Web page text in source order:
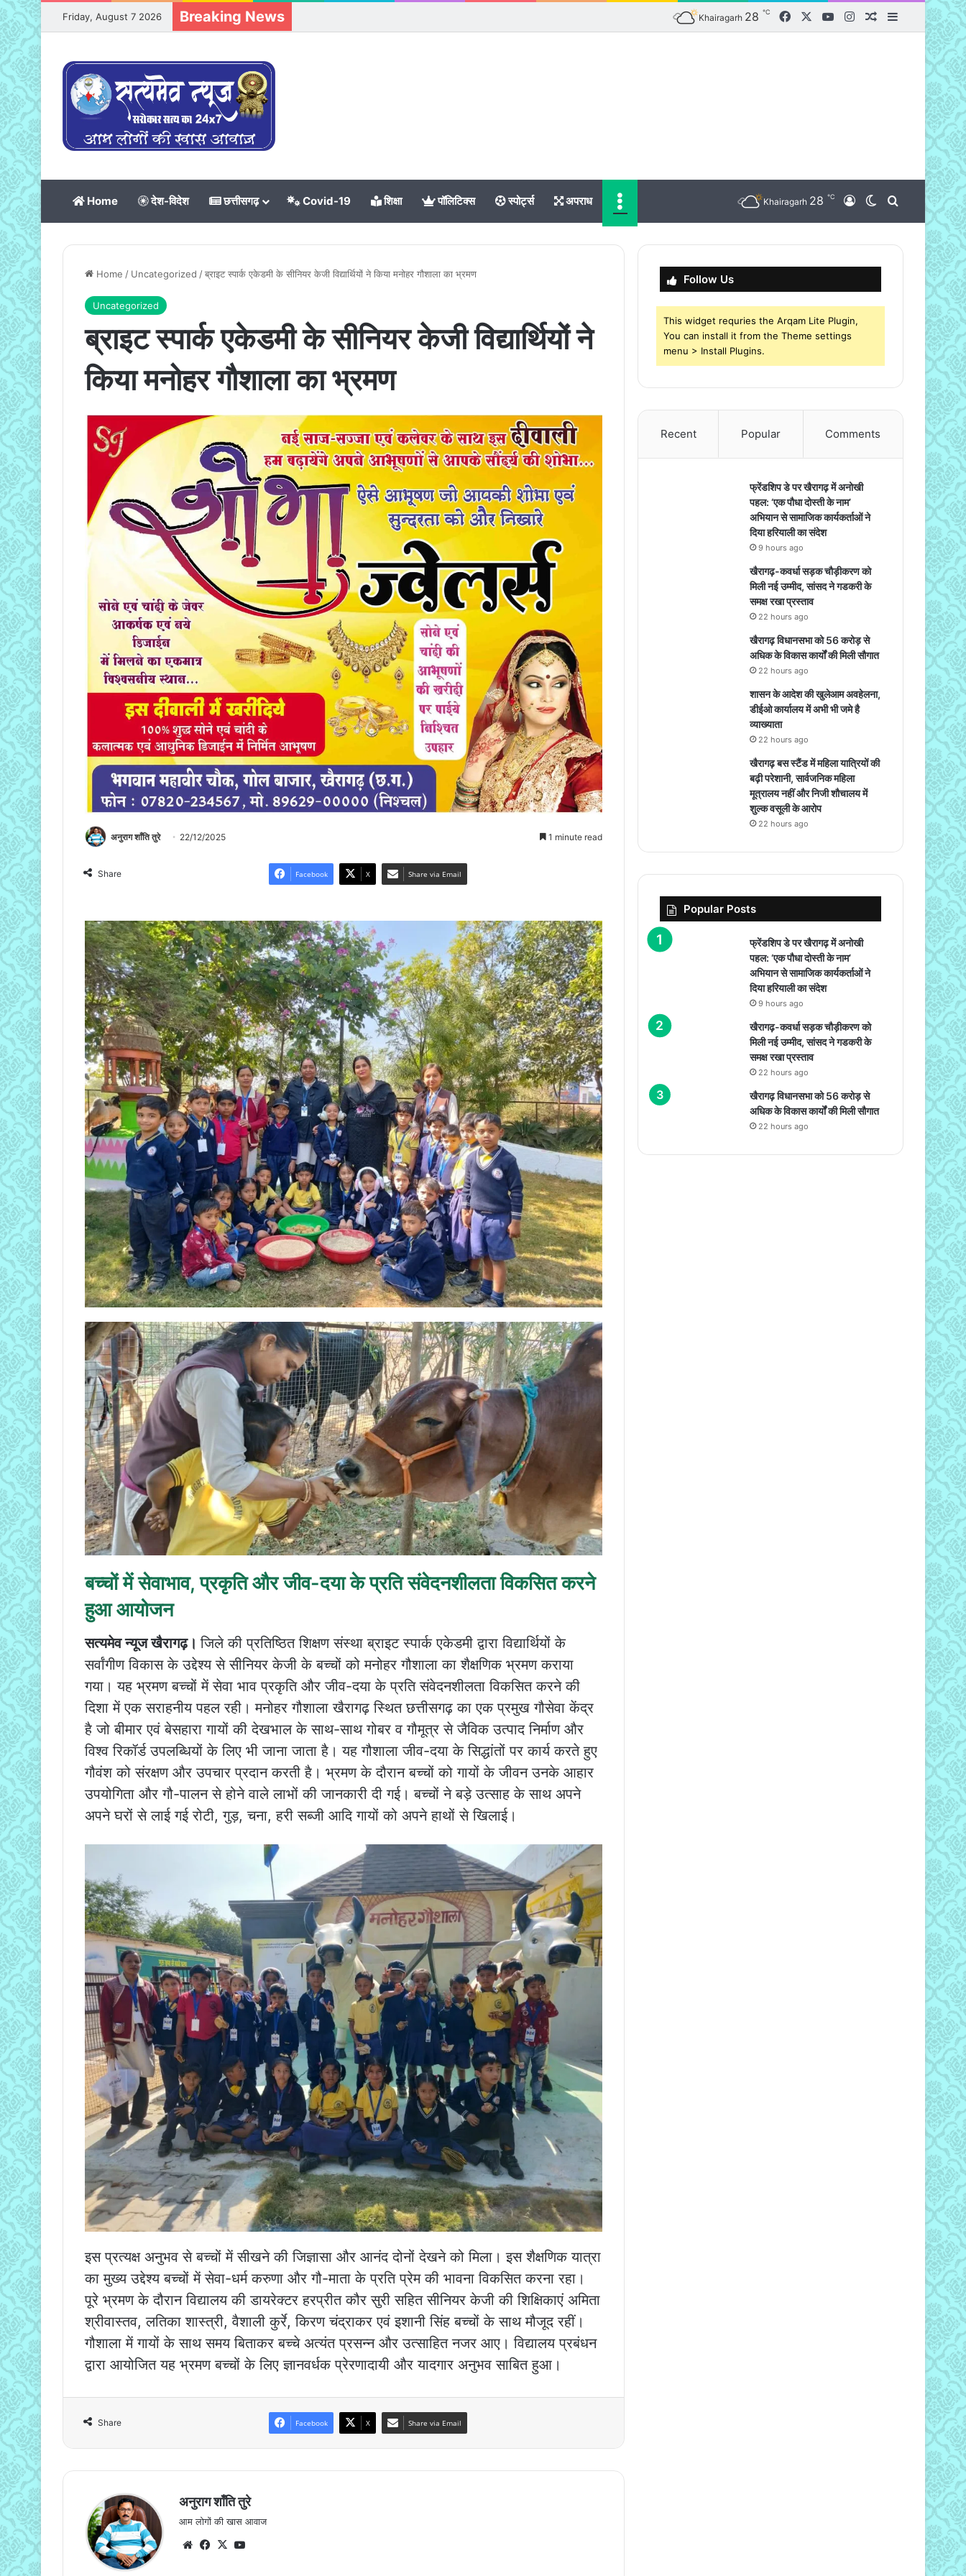
Friday, August 7 2026 Breaking News Khairagarh 28 ℃ FacebookYouTubeInstagramRandom Article
Sidebar
Home देश-विदेश छत्तीसगढ़ Covid-19 शिक्षा पॉलिटिक्स स्पोर्ट्स अपराध Khairagarh 28 ℃ Log InSwitch skin
Search for
Home / Uncategorized /ब्राइट स्पार्क एकेडमी के सीनियर केजी विद्यार्थियों ने किया मनोहर गौशाला का भ्रमण
Uncategorized
ब्राइट स्पार्क एकेडमी के सीनियर केजी विद्यार्थियों ने
किया मनोहर गौशाला का भ्रमण
अनुराग शाँति तुरे 22/12/2025 1 minute read
Share Facebook X Share via Email
बच्चों में सेवाभाव, प्रकृति और जीव-दया के प्रति संवेदनशीलता विकसित करने
हुआ आयोजन
सत्यमेव न्यूज खैरागढ़।जिले की प्रतिष्ठित शिक्षण संस्था ब्राइट स्पार्क एकेडमी द्वारा विद्यार्थियों के
सर्वांगीण विकास के उद्देश्य से सीनियर केजी के बच्चों को मनोहर गौशाला का शैक्षणिक भ्रमण कराया
गया। यह भ्रमण बच्चों में सेवा भाव प्रकृति और जीव-दया के प्रति संवेदनशीलता विकसित करने की
दिशा में एक सराहनीय पहल रही। मनोहर गौशाला खैरागढ़ स्थित छत्तीसगढ़ का एक प्रमुख गौसेवा केंद्र
है जो बीमार एवं बेसहारा गायों की देखभाल के साथ-साथ गोबर व गौमूत्र से जैविक उत्पाद निर्माण और
विश्व रिकॉर्ड उपलब्धियों के लिए भी जाना जाता है। यह गौशाला जीव-दया के सिद्धांतों पर कार्य करते हुए
गौवंश को संरक्षण और उपचार प्रदान करती है। भ्रमण के दौरान बच्चों को गायों के जीवन उनके आहार
उपयोगिता और गौ-पालन से होने वाले लाभों की जानकारी दी गई। बच्चों ने बड़े उत्साह के साथ अपने
अपने घरों से लाई गई रोटी, गुड़, चना, हरी सब्जी आदि गायों को अपने हाथों से खिलाई।
इस प्रत्यक्ष अनुभव से बच्चों में सीखने की जिज्ञासा और आनंद दोनों देखने को मिला। इस शैक्षणिक यात्रा
का मुख्य उद्देश्य बच्चों में सेवा-धर्म करुणा और गौ-माता के प्रति प्रेम की भावना विकसित करना रहा।
पूरे भ्रमण के दौरान विद्यालय की डायरेक्टर हरप्रीत कौर सुरी सहित सीनियर केजी की शिक्षिकाएं अमिता
श्रीवास्तव, लतिका शास्त्री, वैशाली कुर्रे, किरण चंद्राकर एवं इशानी सिंह बच्चों के साथ मौजूद रहीं।
गौशाला में गायों के साथ समय बिताकर बच्चे अत्यंत प्रसन्न और उत्साहित नजर आए। विद्यालय प्रबंधन
द्वारा आयोजित यह भ्रमण बच्चों के लिए ज्ञानवर्धक प्रेरणादायी और यादगार अनुभव साबित हुआ।
Share Facebook X Share via Email
अनुराग शाँति तुरे
आम लोगों की खास आवाज
WebsiteFacebook
X
Follow Us
This widget requries the Arqam Lite Plugin,
You can install it from the Theme settings
menu > Install Plugins.
Recent Popular Comments
फ्रेंडशिप डे पर खैरागढ़ में अनोखी
पहल: ‘एक पौधा दोस्ती के नाम’
अभियान से सामाजिक कार्यकर्ताओं ने
दिया हरियाली का संदेश
9 hours ago
खैरागढ़-कवर्धा सड़क चौड़ीकरण को
मिली नई उम्मीद, सांसद ने गडकरी के
समक्ष रखा प्रस्ताव
22 hours ago
खैरागढ़ विधानसभा को 56 करोड़ से
अधिक के विकास कार्यों की मिली सौगात
22 hours ago
शासन के आदेश की खुलेआम अवहेलना,
डीईओ कार्यालय में अभी भी जमे है
व्याख्याता
22 hours ago
खैरागढ़ बस स्टैंड में महिला यात्रियों की
बढ़ी परेशानी, सार्वजनिक महिला
मूत्रालय नहीं और निजी शौचालय में
शुल्क वसूली के आरोप
22 hours ago
Popular Posts
फ्रेंडशिप डे पर खैरागढ़ में अनोखी
पहल: ‘एक पौधा दोस्ती के नाम’
अभियान से सामाजिक कार्यकर्ताओं ने
दिया हरियाली का संदेश
9 hours ago
खैरागढ़-कवर्धा सड़क चौड़ीकरण को
मिली नई उम्मीद, सांसद ने गडकरी के
समक्ष रखा प्रस्ताव
22 hours ago
खैरागढ़ विधानसभा को 56 करोड़ से
अधिक के विकास कार्यों की मिली सौगात
22 hours ago